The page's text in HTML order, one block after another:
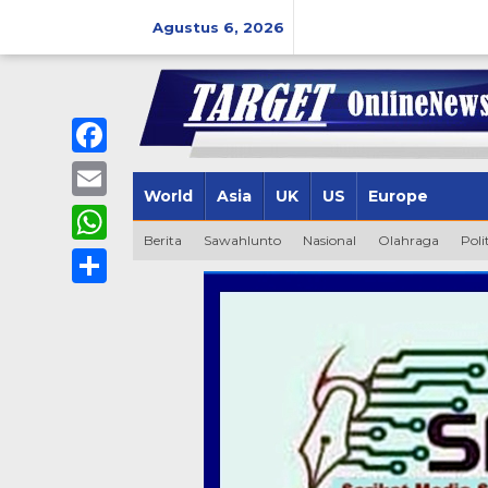
Agustus 6, 2026
World Asia UK US Europe
Berita Sawahlunto Nasional Olahraga
Facebook
Email
WhatsApp